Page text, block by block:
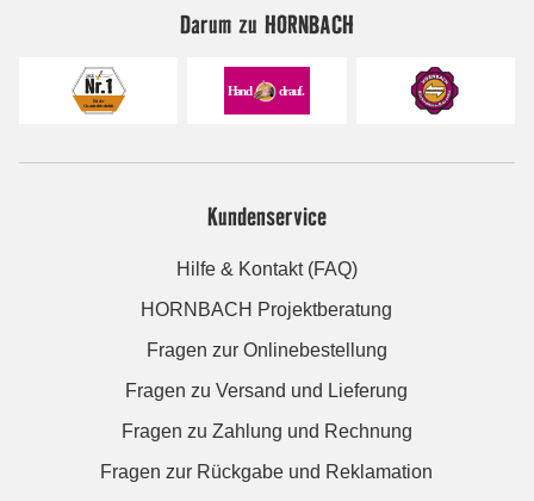
Darum zu HORNBACH
Kundenservice
Hilfe & Kontakt (FAQ)
HORNBACH Projektberatung
Fragen zur Onlinebestellung
Fragen zu Versand und Lieferung
Fragen zu Zahlung und Rechnung
Fragen zur Rückgabe und Reklamation